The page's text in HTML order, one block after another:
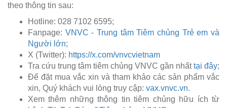
theo thông tin sau:
Hotline: 028 7102 6595;
Fanpage: VNVC - Trung tâm Tiêm chủng Trẻ em và
Người lớn;
X (Twitter): https://x.com/vnvcvietnam
Tra cứu trung tâm tiêm chủng VNVC gần nhấttại đây;
Để đặt mua vắc xin và tham khảo các sản phẩm vắc
xin, Quý khách vui lòng truy cập: vax.vnvc.vn.
Xem thêm những thông tin tiêm chủng hữu ích từ